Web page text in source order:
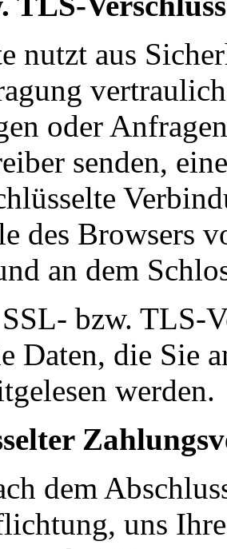
nutzt aus
oder
senden,
des Browsers
an dem
bzw. TLS-
Daten, die Sie
werden.
dem
uns